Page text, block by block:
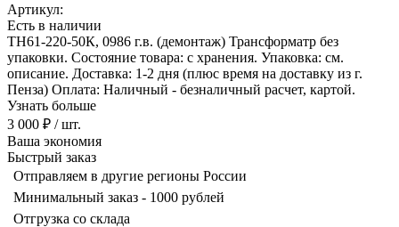
Артикул:
Есть в наличии
ТН61-220-50К, 0986 г.в. (демонтаж) Трансформатр без
упаковки. Состояние товара: с хранения. Упаковка: см.
описание. Доставка: 1-2 дня (плюс время на доставку из г.
Пенза) Оплата: Наличный - безналичный расчет, картой.
Узнать больше
3 000 ₽ / шт.
Ваша экономия
Быстрый заказ
Отправляем в другие регионы России
Минимальный заказ - 1000 рублей
Отгрузка со склада